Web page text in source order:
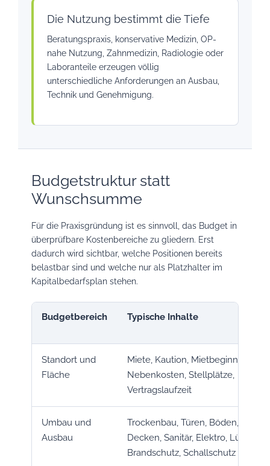
Die Nutzung bestimmt die Tiefe
Beratungspraxis, konservative Medizin, OP-
nahe Nutzung, Zahnmedizin, Radiologie oder
Laboranteile erzeugen völlig
unterschiedliche Anforderungen an Ausbau,
Technik und Genehmigung.
Budgetstruktur statt
Wunschsumme
Für die Praxisgründung ist es sinnvoll, das Budget in
überprüfbare Kostenbereiche zu gliedern. Erst
dadurch wird sichtbar, welche Positionen bereits
belastbar sind und welche nur als Platzhalter im
Kapitalbedarfsplan stehen.
Budgetbereich Typische Inhalte
Standort und
Fläche
Miete, Kaution, Mietbeginn,
Nebenkosten, Stellplätze,
Vertragslaufzeit
Umbau und
Ausbau
Trockenbau, Türen, Böden,
Decken, Sanitär, Elektro, Lüftung,
Brandschutz, Schallschutz